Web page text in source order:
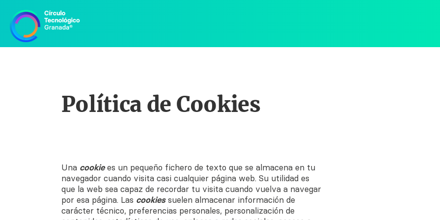
Política de Cookies
Una cookiees un pequeño fichero de texto que se almacena en tu
navegador cuando visita casi cualquier página web. Su utilidad es
que la web sea capaz de recordar tu visita cuando vuelva a navegar
por esa página. Las cookiessuelen almacenar información de
carácter técnico, preferencias personales, personalización de